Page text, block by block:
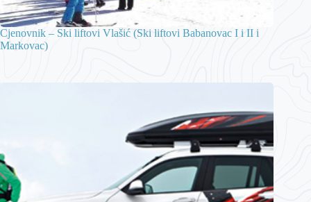
Cjenovnik – Ski liftovi Vlašić (Ski liftovi Babanovac I i II i
Markovac)